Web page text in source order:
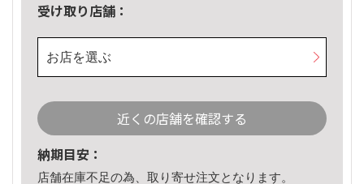
受け取り店舗：
お店を選ぶ
近くの店舗を確認する
納期目安：
店舗在庫不足の為、取り寄せ注文となります。